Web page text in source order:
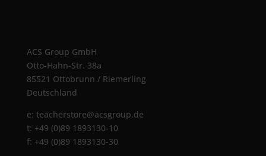
ACS Group GmbH
Otto-Hahn-Str. 38a
85521 Ottobrunn / Riemerling
Deutschland
e: teacherstore@acsgroup.de
t: +49 (0)89 1893130-10
f: +49 (0)89 1893130-30